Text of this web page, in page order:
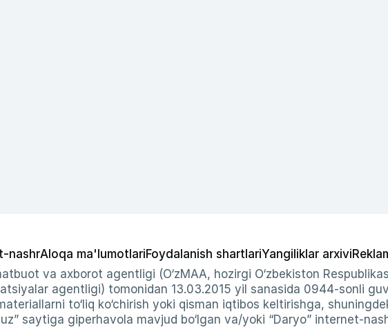
nashrAloqa ma'lumotlariFoydalanish shartlariYangiliklar arxivi
va axborot agentligi (O‘zMAA, hozirgi O‘zbekiston
agentligi) tomonidan 13.03.2015 yil sanasida 0944-sonli
to‘liq ko‘chirish yoki qisman iqtibos keltirishga,
saytiga giperhavola mavjud bo‘lgan va/yoki “Daryo” internet-